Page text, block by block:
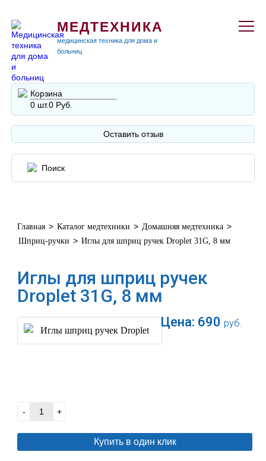
МЕДТЕХНИКА
медицинская техника для дома и
больниц
Корзина
0 шт.0 Руб.
Оставить отзыв
Главная > Каталог медтехники > Домашняя медтехника >
Шприц-ручки > Иглы для шприц ручек Droplet 31G, 8 мм
Иглы для шприц ручек
Droplet 31G, 8 мм
Цена: 690 руб.
- +
Купить в один клик